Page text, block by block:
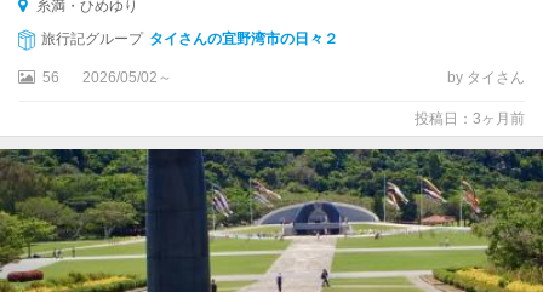
糸満・ひめゆり
旅行記グループ タイさんの宜野湾市の日々２
56 2026/05/02～ by タイさん
投稿日：3ヶ月前